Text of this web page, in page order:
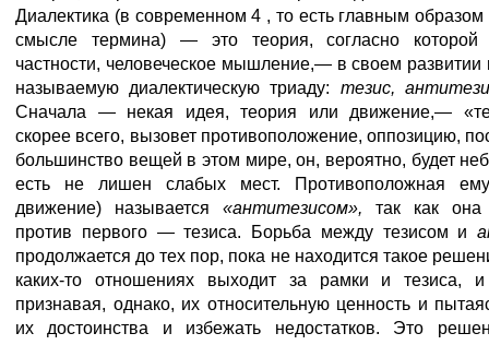
Диалектика (в современном 4 , то есть главным образом
смысле термина) — это теория, согласно
частности, человеческое мышление,— в своем развитии
называемую диалектическую триаду: тезис,
Сначала — некая идея, теория или движение,—
скорее всего, вызовет противоположение, оппозицию,
большинство вещей в этом мире, он, вероятно, будет
есть не лишен слабых мест. Противоположная
движение) называется «антитезисом», так как она
против первого — тезиса. Борьба между тезисом и
продолжается до тех пор, пока не находится такое
каких-то отношениях выходит за рамки и тезиса, и
признавая, однако, их относительную ценность и
их достоинства и избежать недостатков. Это